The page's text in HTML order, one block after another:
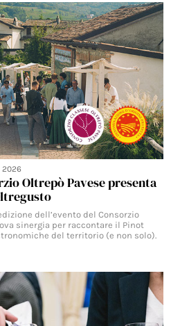
2026
Oltrepò Pavese presenta
dell’evento del Consorzio
sinergia per raccontare il Pinot
del territorio (e non solo).